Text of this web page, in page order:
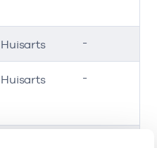
Huisarts -
Huisarts -